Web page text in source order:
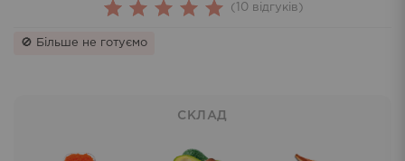
Rated
based on
10
customer
ratings
( 10 відгуків)
🚫 Більше не готуємо
СКЛАД